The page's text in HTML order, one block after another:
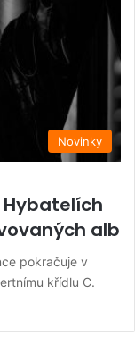
Novinky
alb
pokračuje v
křídlu C.